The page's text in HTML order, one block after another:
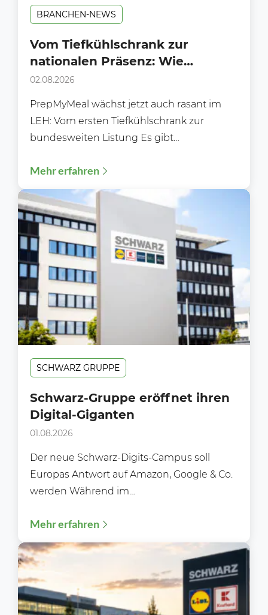
BRANCHEN-NEWS
Vom Tiefkühlschrank zur
nationalen Präsenz: Wie
PrepMyMeal den deutschen LEH
02.08.2026
PrepMyMeal wächst jetzt auch rasant im
LEH: Vom ersten Tiefkühlschrank zur
bundesweiten Listung Es gibt
hinweg im...
Mehr erfahren
SCHWARZ GRUPPE
Schwarz-Gruppe eröffnet ihren
Digital-Giganten
01.08.2026
Der neue Schwarz-Digits-Campus soll
Europas Antwort auf Amazon, Google & Co.
werden Während im
Filialen, Preisaktionen oder Sortimente...
Mehr erfahren